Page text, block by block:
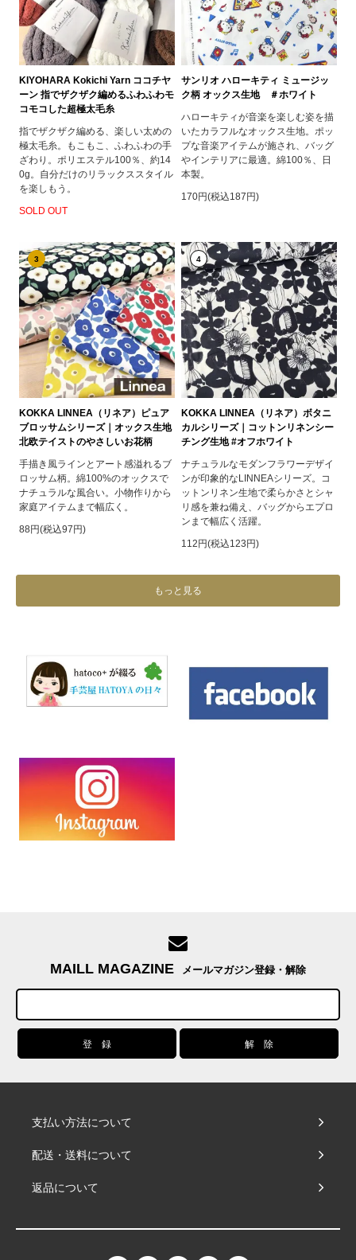
KIYOHARA Kokichi Yarn ココチヤ
ーン 指でザクザク編めるふわふわモ
コモコした超極太毛糸
指でザクザク編める、楽しい太めの
極太毛糸。もこもこ、ふわふわの手
ざわり。ポリエステル100％、約14
0g。自分だけのリラックススタイル
を楽しもう。
SOLD OUT
サンリオ ハローキティ ミュージッ
ク柄 オックス生地 ＃ホワイト
ハローキティが音楽を楽しむ姿を描
いたカラフルなオックス生地。ポッ
プな音楽アイテムが施され、バッグ
やインテリアに最適。綿100％、日
本製。
170円(税込187円)
3
KOKKA LINNEA（リネア）ピュア
ブロッサムシリーズ｜オックス生地
北欧テイストのやさしいお花柄
手描き風ラインとアート感溢れるブ
ロッサム柄。綿100%のオックスで
ナチュラルな風合い。小物作りから
家庭アイテムまで幅広く。
88円(税込97円)
4
KOKKA LINNEA（リネア）ボタニ
カルシリーズ｜コットンリネンシー
チング生地 #オフホワイト
ナチュラルなモダンフラワーデザイ
ンが印象的なLINNEAシリーズ。コ
ットンリネン生地で柔らかさとシャ
リ感を兼ね備え、バッグからエプロ
ンまで幅広く活躍。
112円(税込123円)
もっと見る
MAILL MAGAZINE メールマガジン登録・解除
支払い方法について
配送・送料について
返品について